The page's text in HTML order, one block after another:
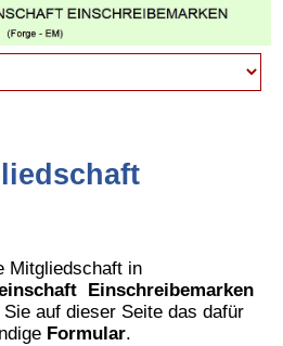
Mitgliedschaft in
Einschreibemarken
Sie auf dieser Seite das dafür
Formular.